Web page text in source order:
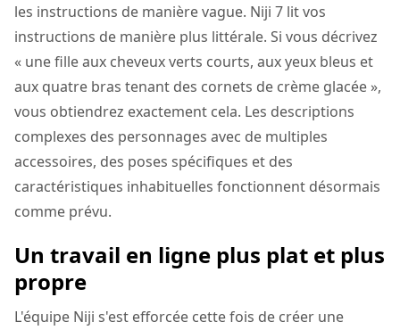
les instructions de manière vague. Niji 7 lit vos
instructions de manière plus littérale. Si vous décrivez
« une fille aux cheveux verts courts, aux yeux bleus et
aux quatre bras tenant des cornets de crème glacée »,
vous obtiendrez exactement cela. Les descriptions
complexes des personnages avec de multiples
accessoires, des poses spécifiques et des
caractéristiques inhabituelles fonctionnent désormais
comme prévu.
Un travail en ligne plus plat et plus
propre
L'équipe Niji s'est efforcée cette fois de créer une